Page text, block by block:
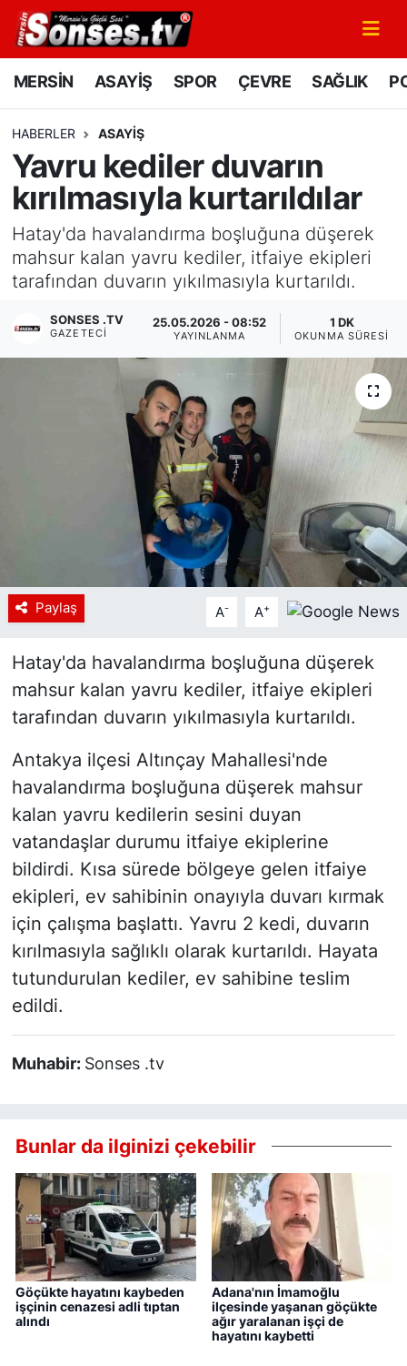
MERSİN ASAYİŞ SPOR ÇEVRE SAĞLIK
HABERLER ASAYİŞ
Yavru kediler duvarın
kırılmasıyla kurtarıldılar
Hatay'da havalandırma boşluğuna düşerek
mahsur kalan yavru kediler, itfaiye ekipleri
tarafından duvarın yıkılmasıyla kurtarıldı.
SONSES .TV
GAZETECI
25.05.2026 - 08:52
YAYINLANMA
1 DK
OKUNMA SÜRESI
Paylaş A- A+
Hatay'da havalandırma boşluğuna düşerek
mahsur kalan yavru kediler, itfaiye ekipleri
tarafından duvarın yıkılmasıyla kurtarıldı.
Antakya ilçesi Altınçay Mahallesi'nde
havalandırma boşluğuna düşerek mahsur
kalan yavru kedilerin sesini duyan
vatandaşlar durumu itfaiye ekiplerine
bildirdi. Kısa sürede bölgeye gelen itfaiye
ekipleri, ev sahibinin onayıyla duvarı kırmak
için çalışma başlattı. Yavru 2 kedi, duvarın
kırılmasıyla sağlıklı olarak kurtarıldı. Hayata
tutundurulan kediler, ev sahibine teslim
edildi.
Muhabir: Sonses .tv
Bunlar da ilginizi çekebilir
Göçükte hayatını kaybeden
işçinin cenazesi adli tıptan
alındı
Adana'nın İmamoğlu
ilçesinde yaşanan göçükte
ağır yaralanan işçi de
hayatını kaybetti
MERSİN
SPOR
GÜNÜN MANŞETİ
DÜNYA
YEREL HABER
Haberde insan
Mersin Nöbetçi Eczaneler
Mersin Namaz Vakitleri
Mersin Trafik Yoğunluk Haritası
Süper Lig Puan Durumu ve Fikstür
Haber Arşivi